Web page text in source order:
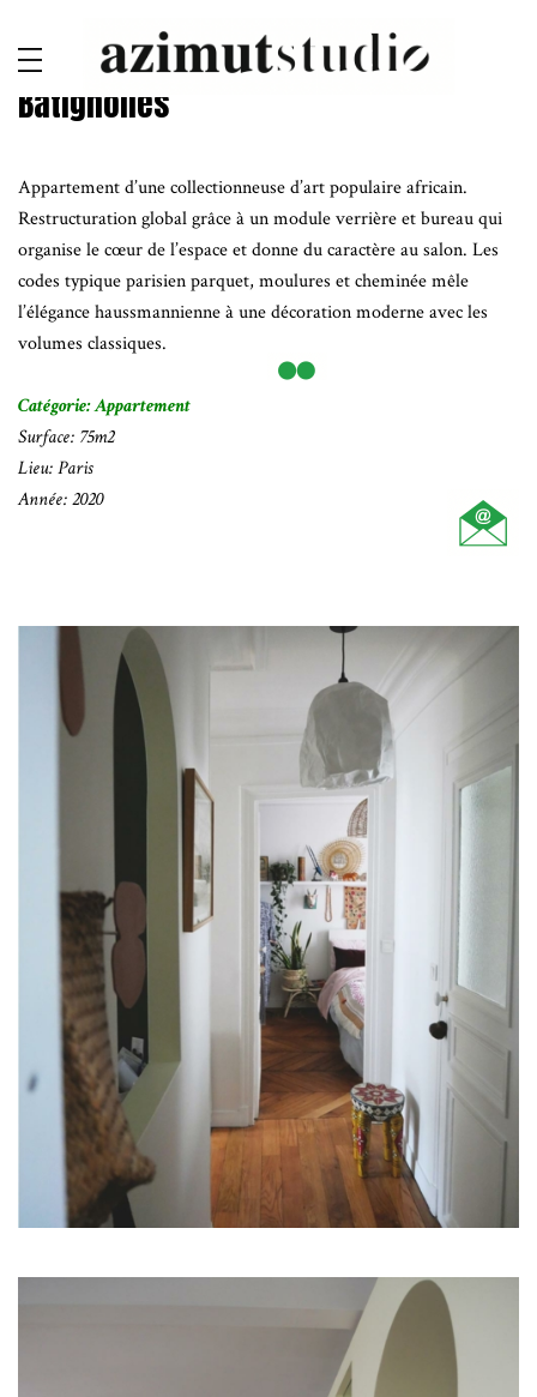
Batignolles
Appartement d’une collectionneuse d’art populaire africain.
Restructuration global grâce à un module verrière et bureau qui
organise le cœur de l’espace et donne du caractère au salon. Les
codes typique parisien parquet, moulures et cheminée mêle
l’élégance haussmannienne à une décoration moderne avec les
volumes classiques.
Catégorie: Appartement
Surface: 75m2
Lieu: Paris
Année: 2020